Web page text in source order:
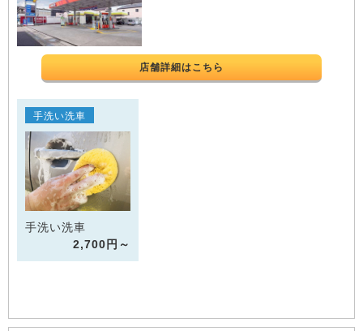
店舗詳細はこちら
手洗い洗車
手洗い洗車
2,700円～